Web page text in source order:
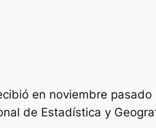
en noviembre
de Estadística y